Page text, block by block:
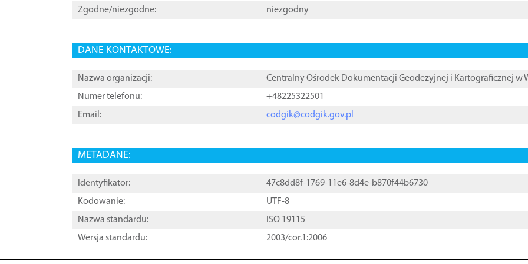
Zgodne/niezgodne:
niezgodny
DANE KONTAKTOWE:
Nazwa organizacji:
Centralny Ośrodek Dokumentacji Geodezyjnej i Kartograficznej w
Numer telefonu:
+48225322501
Email:
codgik@codgik.gov.pl
METADANE:
Identyfikator:
47c8dd8f-1769-11e6-8d4e-b870f44b6730
Kodowanie:
UTF-8
Nazwa standardu:
ISO 19115
Wersja standardu:
2003/cor.1:2006